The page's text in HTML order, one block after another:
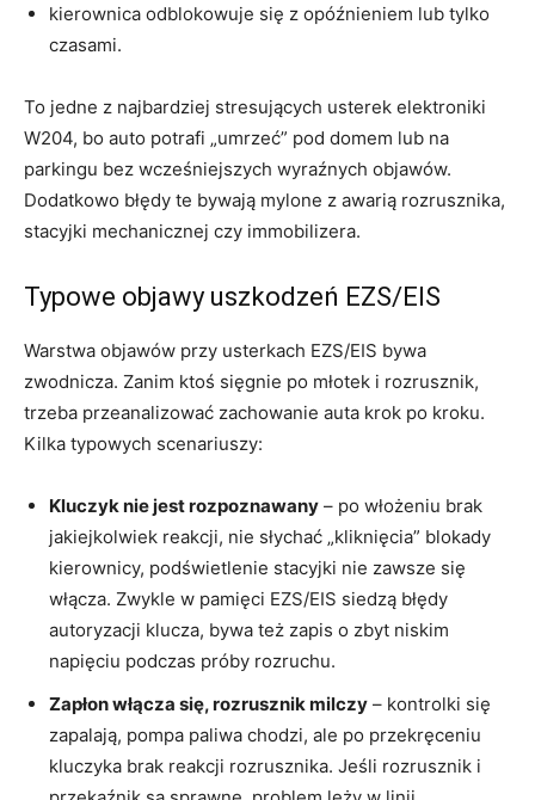
kierownica odblokowuje się z opóźnieniem lub tylko
czasami.
To jedne z najbardziej stresujących usterek elektroniki
W204, bo auto potrafi „umrzeć” pod domem lub na
parkingu bez wcześniejszych wyraźnych objawów.
Dodatkowo błędy te bywają mylone z awarią rozrusznika,
stacyjki mechanicznej czy immobilizera.
Typowe objawy uszkodzeń EZS/EIS
Warstwa objawów przy usterkach EZS/EIS bywa
zwodnicza. Zanim ktoś sięgnie po młotek i rozrusznik,
trzeba przeanalizować zachowanie auta krok po kroku.
Kilka typowych scenariuszy:
Kluczyk nie jest rozpoznawany – po włożeniu brak
jakiejkolwiek reakcji, nie słychać „kliknięcia” blokady
kierownicy, podświetlenie stacyjki nie zawsze się
włącza. Zwykle w pamięci EZS/EIS siedzą błędy
autoryzacji klucza, bywa też zapis o zbyt niskim
napięciu podczas próby rozruchu.
Zapłon włącza się, rozrusznik milczy – kontrolki się
zapalają, pompa paliwa chodzi, ale po przekręceniu
kluczyka brak reakcji rozrusznika. Jeśli rozrusznik i